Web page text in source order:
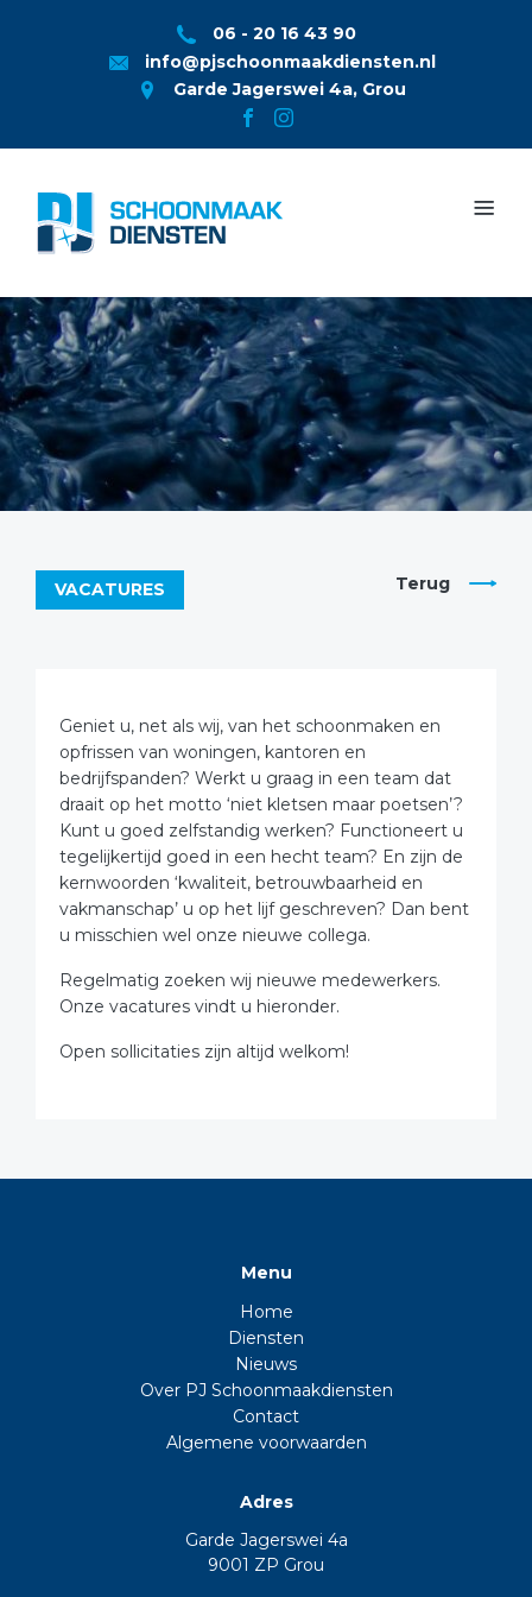
06 - 20 16 43 90
info@pjschoonmaakdiensten.nl
Garde Jagerswei 4a, Grou
VACATURES Terug
Geniet u, net als wij, van het schoonmaken en
opfrissen van woningen, kantoren en
bedrijfspanden? Werkt u graag in een team dat
draait op het motto ‘niet kletsen maar poetsen’?
Kunt u goed zelfstandig werken? Functioneert u
tegelijkertijd goed in een hecht team? En zijn de
kernwoorden ‘kwaliteit, betrouwbaarheid en
vakmanschap’ u op het lijf geschreven? Dan bent
u misschien wel onze nieuwe collega.
Regelmatig zoeken wij nieuwe medewerkers.
Onze vacatures vindt u hieronder.
Open sollicitaties zijn altijd welkom!
Menu
Home
Diensten
Nieuws
Over PJ Schoonmaakdiensten
Contact
Algemene voorwaarden
Adres
Garde Jagerswei 4a
9001 ZP Grou